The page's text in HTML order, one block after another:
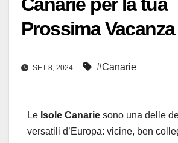
Prossima Vacanza
SET 8, 2024 #Canarie
Le Isole Canarie sono una delle
versatili d’Europa: vicine, ben